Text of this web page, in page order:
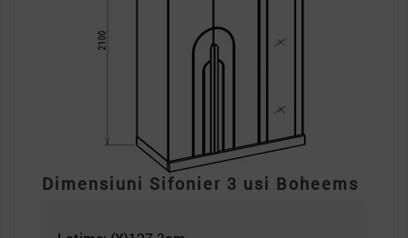
Dimensiuni Sifonier 3 usi Boheems